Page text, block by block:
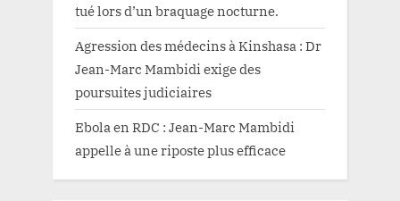
tué lors d’un braquage nocturne.
Agression des médecins à Kinshasa : Dr
Jean-Marc Mambidi exige des
poursuites judiciaires
Ebola en RDC : Jean-Marc Mambidi
appelle à une riposte plus efficace